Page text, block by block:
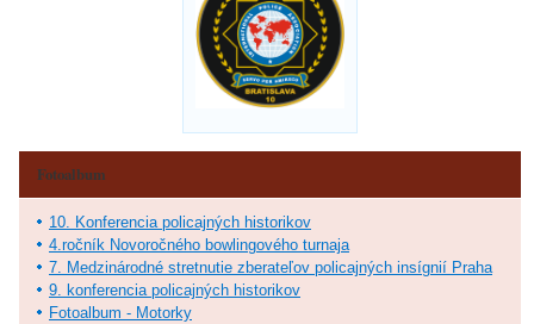
Fotoalbum
10. Konferencia policajných historikov
4.ročník Novoročného bowlingového turnaja
7. Medzinárodné stretnutie zberateľov policajných insígnií Praha
9. konferencia policajných historikov
Fotoalbum - Motorky